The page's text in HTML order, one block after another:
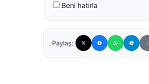
Beni hatırla
Paylaş: